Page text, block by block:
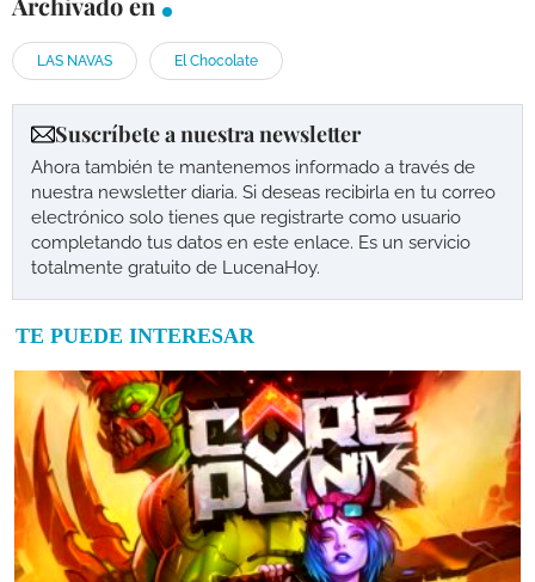
LAS NAVAS El Chocolate
Suscríbete a nuestra newsletter
Ahora también te mantenemos informado a través de
nuestra newsletter diaria. Si deseas recibirla en tu correo
electrónico solo tienes que registrarte como usuario
completando tus datos en este enlace. Es un servicio
totalmente gratuito de LucenaHoy.
TE PUEDE INTERESAR